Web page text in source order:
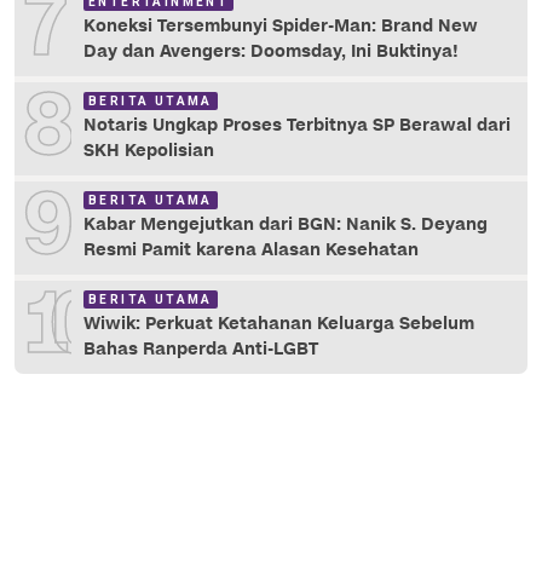
7
Koneksi Tersembunyi Spider-Man: Brand New
Day dan Avengers: Doomsday, Ini Buktinya!
8 BERITA UTAMA
Notaris Ungkap Proses Terbitnya SP Berawal dari
SKH Kepolisian
9 BERITA UTAMA
Kabar Mengejutkan dari BGN: Nanik S. Deyang
Resmi Pamit karena Alasan Kesehatan
10 BERITA UTAMA
Wiwik: Perkuat Ketahanan Keluarga Sebelum
Bahas Ranperda Anti-LGBT